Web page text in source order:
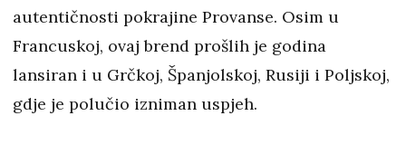
autentičnosti pokrajine Provanse. Osim u
Francuskoj, ovaj brend prošlih je godina
lansiran i u Grčkoj, Španjolskoj, Rusiji i Poljskoj,
gdje je polučio izniman uspjeh.